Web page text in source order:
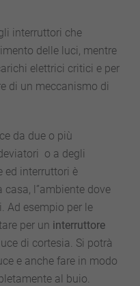
interruttori che
delle luci, mentre
elettrici critici e per
di un meccanismo di
da due o più
o a degli
ed interruttori è
l”ambiente dove
Ad esempio per le
per un interruttore
di cortesia. Si potrà
e anche fare in modo
al buio.